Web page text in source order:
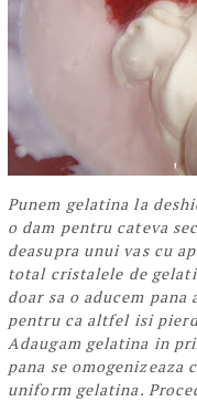
Punem gelatina la
o dam pentru cateva
deasupra unui vas cu
total cristalele de
doar sa o aducem
pentru ca altfel isi
Adaugam gelatina in
pana se omogenizeaza
uniform gelatina.